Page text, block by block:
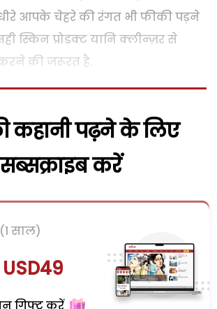
आपके चेहरे की रंगत भी फीकी पड़ने
स्किन प्रोडक्ट यानि क्लीन्ज़र से
की जरूरत है.
कहानी पढ़ने के लिए
सब्सक्राइब करें
(1 साल)
USD49
गिफ्ट करें